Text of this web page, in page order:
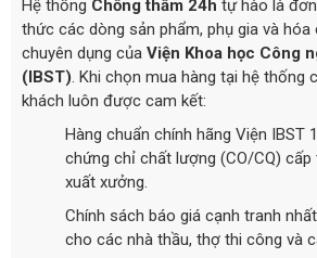
Hệ thống Chống thấm 24h tự hào là
thức các dòng sản phẩm, phụ gia và hóa
chuyên dụng của Viện Khoa học Công
(IBST) . Khi chọn mua hàng tại hệ thống
khách luôn được cam kết:
Hàng chuẩn chính hãng Viện IBST
chứng chỉ chất lượng (CO/CQ)
xuất xưởng.
Chính sách báo giá cạnh tranh
cho các nhà thầu, thợ thi công và